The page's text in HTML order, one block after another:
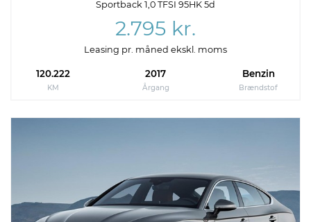
Sportback 1,0 TFSI 95HK 5d
2.795 kr.
Leasing pr. måned ekskl. moms
120.222
KM
2017
Årgang
Benzin
Brændstof